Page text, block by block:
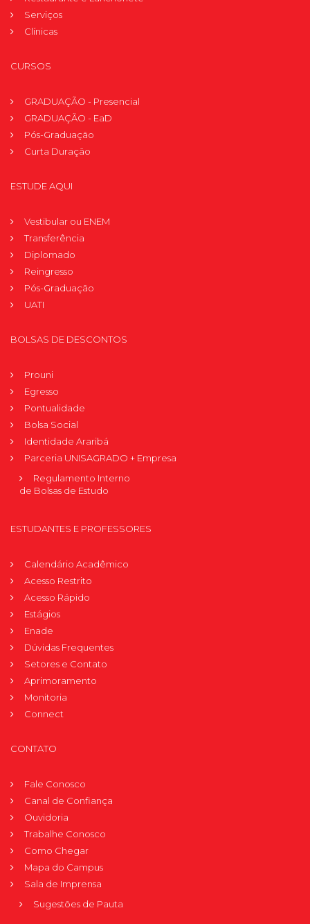
Serviços
Clínicas
CURSOS
GRADUAÇÃO - Presencial
GRADUAÇÃO - EaD
Pós-Graduação
Curta Duração
ESTUDE AQUI
Vestibular ou ENEM
Transferência
Diplomado
Reingresso
Pós-Graduação
UATI
BOLSAS DE DESCONTOS
Prouni
Egresso
Pontualidade
Bolsa Social
Identidade Araribá
Parceria UNISAGRADO + Empresa
Regulamento Interno
de Bolsas de Estudo
ESTUDANTES E PROFESSORES
Calendário Acadêmico
Acesso Restrito
Acesso Rápido
Estágios
Enade
Dúvidas Frequentes
Setores e Contato
Aprimoramento
Monitoria
Connect
CONTATO
Fale Conosco
Canal de Confiança
Ouvidoria
Trabalhe Conosco
Como Chegar
Mapa do Campus
Sala de Imprensa
Sugestões de Pauta